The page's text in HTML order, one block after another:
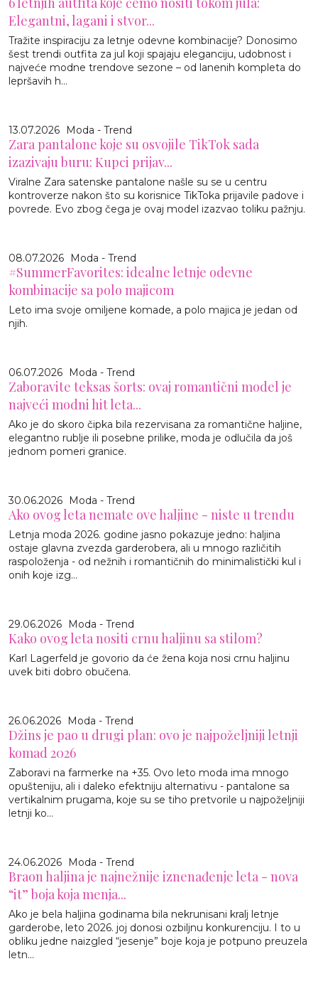
Elegantni, lagani i stvor...
Tražite inspiraciju za letnje odevne kombinacije? Donosimo
šest trendi outfita za jul koji spajaju eleganciju, udobnost i
najveće modne trendove sezone – od lanenih kompleta do
lepršavih h...
13.07.2026 Moda - Trend
Zara pantalone koje su osvojile TikTok sada
izazivaju buru: Kupci prijav...
Viralne Zara satenske pantalone našle su se u centru
kontroverze nakon što su korisnice TikToka prijavile padove i
povrede. Evo zbog čega je ovaj model izazvao toliku pažnju.
08.07.2026 Moda - Trend
#SummerFavorites: idealne letnje odevne
kombinacije sa polo majicom
Leto ima svoje omiljene komade, a polo majica je jedan od
njih.
06.07.2026 Moda - Trend
Zaboravite teksas šorts: ovaj romantični model je
najveći modni hit leta...
Ako je do skoro čipka bila rezervisana za romantične haljine,
elegantno rublje ili posebne prilike, moda je odlučila da još
jednom pomeri granice.
30.06.2026 Moda - Trend
Ako ovog leta nemate ove haljine - niste u trendu
Letnja moda 2026. godine jasno pokazuje jedno: haljina
ostaje glavna zvezda garderobera, ali u mnogo različitih
raspoloženja - od nežnih i romantičnih do minimalistički kul i
onih koje izg...
29.06.2026 Moda - Trend
Kako ovog leta nositi crnu haljinu sa stilom?
Karl Lagerfeld je govorio da će žena koja nosi crnu haljinu
uvek biti dobro obučena.
26.06.2026 Moda - Trend
Džins je pao u drugi plan: ovo je najpoželjniji letnji
komad 2026
Zaboravi na farmerke na +35. Ovo leto moda ima mnogo
opušteniju, ali i daleko efektniju alternativu - pantalone sa
vertikalnim prugama, koje su se tiho pretvorile u najpoželjniji
letnji ko...
24.06.2026 Moda - Trend
Braon haljina je najnežnije iznenađenje leta - nova
“it” boja koja menja...
Ako je bela haljina godinama bila nekrunisani kralj letnje
garderobe, leto 2026. joj donosi ozbiljnu konkurenciju. I to u
obliku jedne naizgled “jesenje” boje koja je potpuno preuzela
letn...